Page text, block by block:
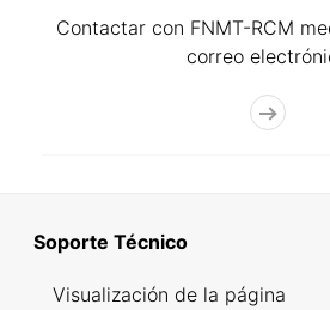
Contactar con FNMT-RCM
correo
Soporte Técnico
Visualización de la página